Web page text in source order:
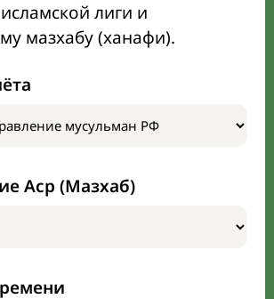
лиги и
мазхабу (ханафи).
Аср (Мазхаб)